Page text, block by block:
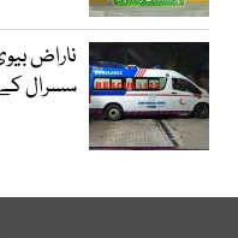
ناراض
سسرال